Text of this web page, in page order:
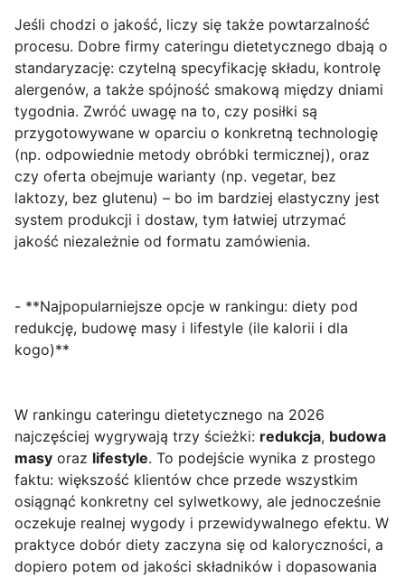
Jeśli chodzi o jakość, liczy się także powtarzalność
procesu. Dobre firmy cateringu dietetycznego dbają o
standaryzację: czytelną specyfikację składu, kontrolę
alergenów, a także spójność smakową między dniami
tygodnia. Zwróć uwagę na to, czy posiłki są
przygotowywane w oparciu o konkretną technologię
(np. odpowiednie metody obróbki termicznej), oraz
czy oferta obejmuje warianty (np. vegetar, bez
laktozy, bez glutenu) – bo im bardziej elastyczny jest
system produkcji i dostaw, tym łatwiej utrzymać
jakość niezależnie od formatu zamówienia.
- **Najpopularniejsze opcje w rankingu: diety pod
redukcję, budowę masy i lifestyle (ile kalorii i dla
kogo)**
W rankingu cateringu dietetycznego na 2026
najczęściej wygrywają trzy ścieżki: redukcja, budowa
masy oraz lifestyle. To podejście wynika z prostego
faktu: większość klientów chce przede wszystkim
osiągnąć konkretny cel sylwetkowy, ale jednocześnie
oczekuje realnej wygody i przewidywalnego efektu. W
praktyce dobór diety zaczyna się od kaloryczności, a
dopiero potem od jakości składników i dopasowania